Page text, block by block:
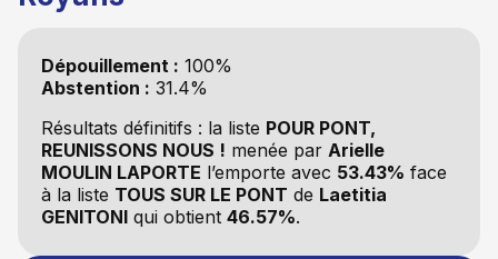
Dépouillement : 100%
Abstention : 31.4%
Résultats définitifs : la liste POUR PONT,
REUNISSONS NOUS ! menée par Arielle
MOULIN LAPORTE l’emporte avec 53.43% face
à la liste TOUS SUR LE PONT de Laetitia
GENITONIqui obtient 46.57%.